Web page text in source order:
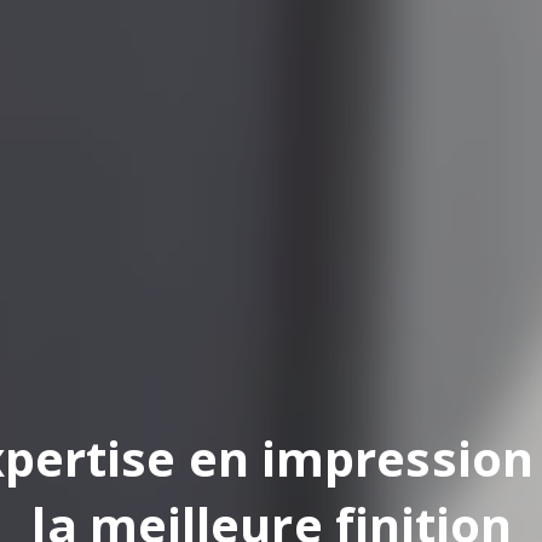
en
la meilleure finition